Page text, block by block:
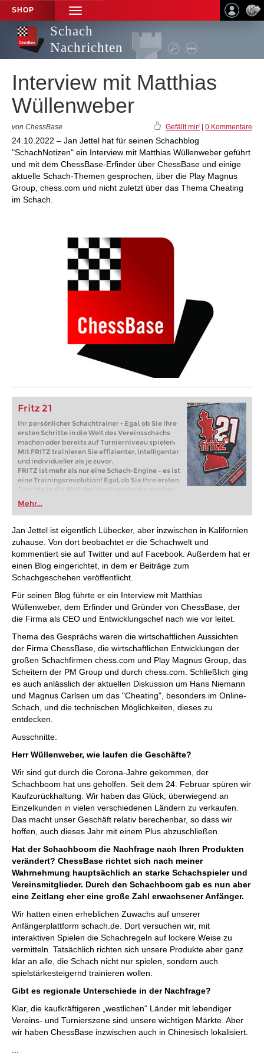
SHOP
TOGGLE
NAVIGATION
Schach
Nachrichten
Interview mit Matthias
Wüllenweber
von ChessBase Gefällt mir! 0 Kommentare
24.10.2022 – Jan Jettel hat für seinen Schachblog
"SchachNotizen" ein Interview mit Matthias Wüllenweber geführt
und mit dem ChessBase-Erfinder über ChessBase und einige
aktuelle Schach-Themen gesprochen, über die Play Magnus
Group, chess.com und nicht zuletzt über das Thema Cheating
im Schach.
Fritz 21
Ihr persönlicher Schachtrainer - Egal, ob Sie Ihre
ersten Schritte in die Welt des Vereinsschachs
machen oder bereits auf Turnierniveau spielen:
Mit FRITZ trainieren Sie effizienter, intelligenter
und individueller als je zuvor.
FRITZ ist mehr als nur eine Schach-Engine – es ist
eine Trainingsrevolution! Egal, ob Sie Ihre ersten
Schritte in die Welt des Vereinsschachs machen
oder bereits auf Turnierniveau spielen: Mit
FRITZ trainieren Sie effizienter, intelligenter und
individueller als je zuvor.
Mehr...
Jan Jettel ist eigentlich Lübecker, aber inzwischen in Kalifornien
zuhause. Von dort beobachtet er die Schachwelt und
kommentiert sie auf Twitter und auf Facebook. Außerdem hat er
einen Blog eingerichtet, in dem er Beiträge zum
Schachgeschehen veröffentlicht.
Für seinen Blog führte er ein Interview mit Matthias
Wüllenweber, dem Erfinder und Gründer von ChessBase, der
die Firma als CEO und Entwicklungschef nach wie vor leitet.
Thema des Gesprächs waren die wirtschaftlichen Aussichten
der Firma ChessBase, die wirtschaftlichen Entwicklungen der
großen Schachfirmen chess.com und Play Magnus Group, das
Scheitern der PM Group und durch chess.com. Schließlich ging
es auch anlässlich der aktuellen Diskussion um Hans Niemann
und Magnus Carlsen um das "Cheating", besonders im Online-
Schach, und die technischen Möglichkeiten, dieses zu
entdecken.
Ausschnitte:
Herr Wüllenweber, wie laufen die Geschäfte?
Wir sind gut durch die Corona-Jahre gekommen, der
Schachboom hat uns geholfen. Seit dem 24. Februar spüren wir
Kaufzurückhaltung. Wir haben das Glück, überwiegend an
Einzelkunden in vielen verschiedenen Ländern zu verkaufen.
Das macht unser Geschäft relativ berechenbar, so dass wir
hoffen, auch dieses Jahr mit einem Plus abzuschließen.
Hat der Schachboom die Nachfrage nach Ihren Produkten
verändert? ChessBase richtet sich nach meiner
Wahrnehmung hauptsächlich an starke Schachspieler und
Vereinsmitglieder. Durch den Schachboom gab es nun aber
eine Zeitlang eher eine große Zahl erwachsener Anfänger.
Wir hatten einen erheblichen Zuwachs auf unserer
Anfängerplattform schach.de. Dort versuchen wir, mit
interaktiven Spielen die Schachregeln auf lockere Weise zu
vermitteln. Tatsächlich richten sich unsere Produkte aber ganz
klar an alle, die Schach nicht nur spielen, sondern auch
spielstärkesteigernd trainieren wollen.
Gibt es regionale Unterschiede in der Nachfrage?
Klar, die kaufkräftigeren „westlichen“ Länder mit lebendiger
Vereins- und Turnierszene sind unsere wichtigen Märkte. Aber
wir haben ChessBase inzwischen auch in Chinesisch lokalisiert.